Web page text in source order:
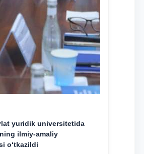
yuridik universitetida
ilmiy-amaliy
o‘tkazildi